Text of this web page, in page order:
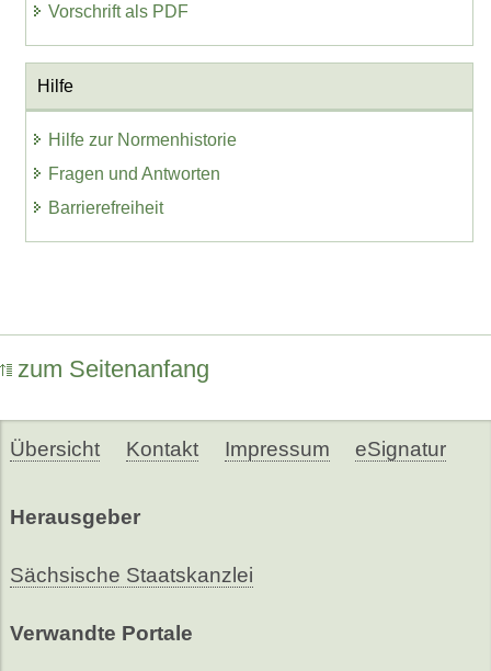
Vorschrift als PDF
Hilfe
Hilfe zur Normenhistorie
Fragen und Antworten
Barrierefreiheit
zum Seitenanfang
Übersicht Kontakt Impressum eSignatur
Herausgeber
Sächsische Staatskanzlei
Verwandte Portale